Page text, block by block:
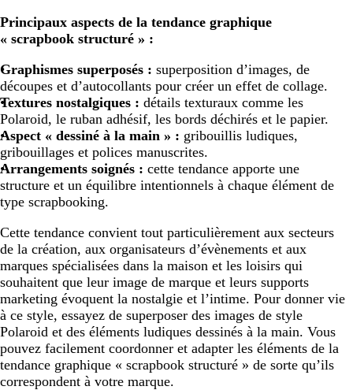
Principaux aspects de la tendance graphique
« scrapbook structuré » :
Graphismes superposés : superposition d’images, de
découpes et d’autocollants pour créer un effet de collage.
Textures nostalgiques : détails texturaux comme les
Polaroid, le ruban adhésif, les bords déchirés et le papier.
Aspect « dessiné à la main » : gribouillis ludiques,
gribouillages et polices manuscrites.
Arrangements soignés : cette tendance apporte une
structure et un équilibre intentionnels à chaque élément de
type scrapbooking.
Cette tendance convient tout particulièrement aux secteurs
de la création, aux organisateurs d’évènements et aux
marques spécialisées dans la maison et les loisirs qui
souhaitent que leur image de marque et leurs supports
marketing évoquent la nostalgie et l’intime. Pour donner vie
à ce style, essayez de superposer des images de style
Polaroid et des éléments ludiques dessinés à la main. Vous
pouvez facilement coordonner et adapter les éléments de la
tendance graphique « scrapbook structuré » de sorte qu’ils
correspondent à votre marque.